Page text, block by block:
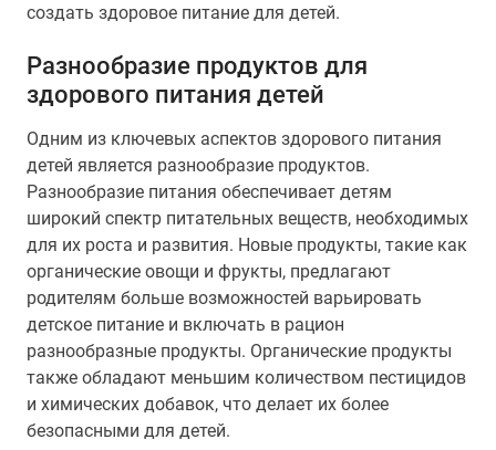
создать здоровое питание для детей.
Разнообразие продуктов для
здорового питания детей
Одним из ключевых аспектов здорового питания
детей является разнообразие продуктов.
Разнообразие питания обеспечивает детям
широкий спектр питательных веществ, необходимых
для их роста и развития. Новые продукты, такие как
органические овощи и фрукты, предлагают
родителям больше возможностей варьировать
детское питание и включать в рацион
разнообразные продукты. Органические продукты
также обладают меньшим количеством пестицидов
и химических добавок, что делает их более
безопасными для детей.